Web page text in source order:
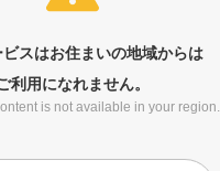
ビスはお住まいの地域からは
利用になれません。
is not available in your region.